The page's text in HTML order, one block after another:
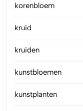
korenbloem
kruid
kruiden
kunstbloemen
kunstplanten